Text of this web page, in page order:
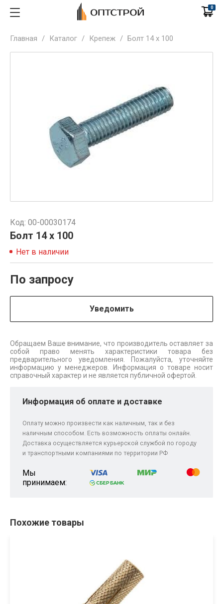
0
Главная / Каталог / Крепеж / Болт 14 х 100
Код: 00-00030174
Болт 14 х 100
Нет в наличии
По запросу
Уведомить
Обращаем Ваше внимание, что производитель оставляет за
собой право менять характеристики товара без
предварительного уведомления. Пожалуйста, уточняйте
информацию у менеджеров. Информация о товаре носит
справочный характер и не является публичной офертой.
Информация об оплате и доставке
Оплату можно произвести как наличным, так и без
наличным способом. Есть возможность оплаты онлайн.
Доставка осуществляется курьерской службой по городу
и транспортными компаниями по территории РФ
Мы
принимаем:
Похожие товары